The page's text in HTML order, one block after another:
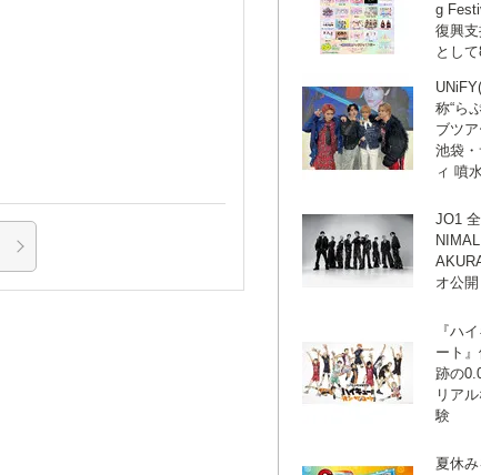
g
復興
とし
称“ら
ブツ
池袋
ィ 噴
JO1
オ公開
『ハ
ート
跡の
リア
験
夏休